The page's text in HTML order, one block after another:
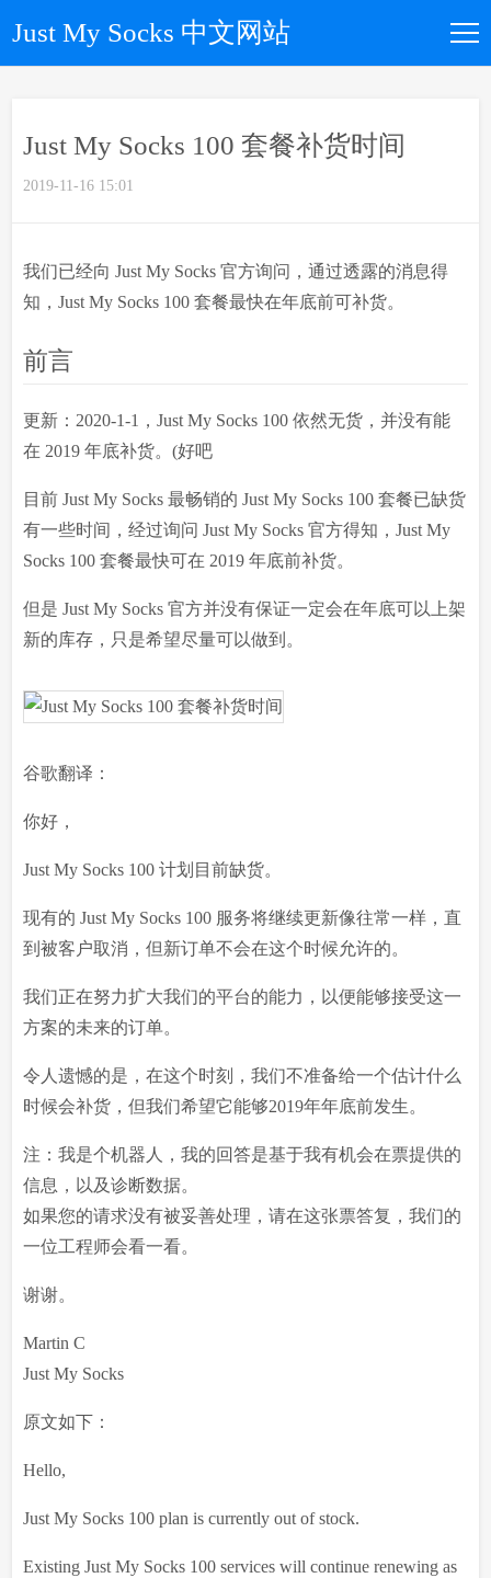
Just My Socks 中文网站
文章归档
关于我们
Just My Socks 100 套餐补货时间
2019-11-16 15:01
我们已经向 Just My Socks 官方询问，通过透露的消息得
知，Just My Socks 100 套餐最快在年底前可补货。
前言
更新：2020-1-1，Just My Socks 100 依然无货，并没有能
在 2019 年底补货。(好吧
目前 Just My Socks 最畅销的 Just My Socks 100 套餐已缺货
有一些时间，经过询问 Just My Socks 官方得知，Just My
Socks 100 套餐最快可在 2019 年底前补货。
但是 Just My Socks 官方并没有保证一定会在年底可以上架
新的库存，只是希望尽量可以做到。
谷歌翻译：
你好，
Just My Socks 100 计划目前缺货。
现有的 Just My Socks 100 服务将继续更新像往常一样，直
到被客户取消，但新订单不会在这个时候允许的。
我们正在努力扩大我们的平台的能力，以便能够接受这一
方案的未来的订单。
令人遗憾的是，在这个时刻，我们不准备给一个估计什么
时候会补货，但我们希望它能够2019年年底前发生。
注：我是个机器人，我的回答是基于我有机会在票提供的
信息，以及诊断数据。
如果您的请求没有被妥善处理，请在这张票答复，我们的
一位工程师会看一看。
谢谢。
Martin C
Just My Socks
原文如下：
Hello,
Just My Socks 100 plan is currently out of stock.
Existing Just My Socks 100 services will continue renewing as